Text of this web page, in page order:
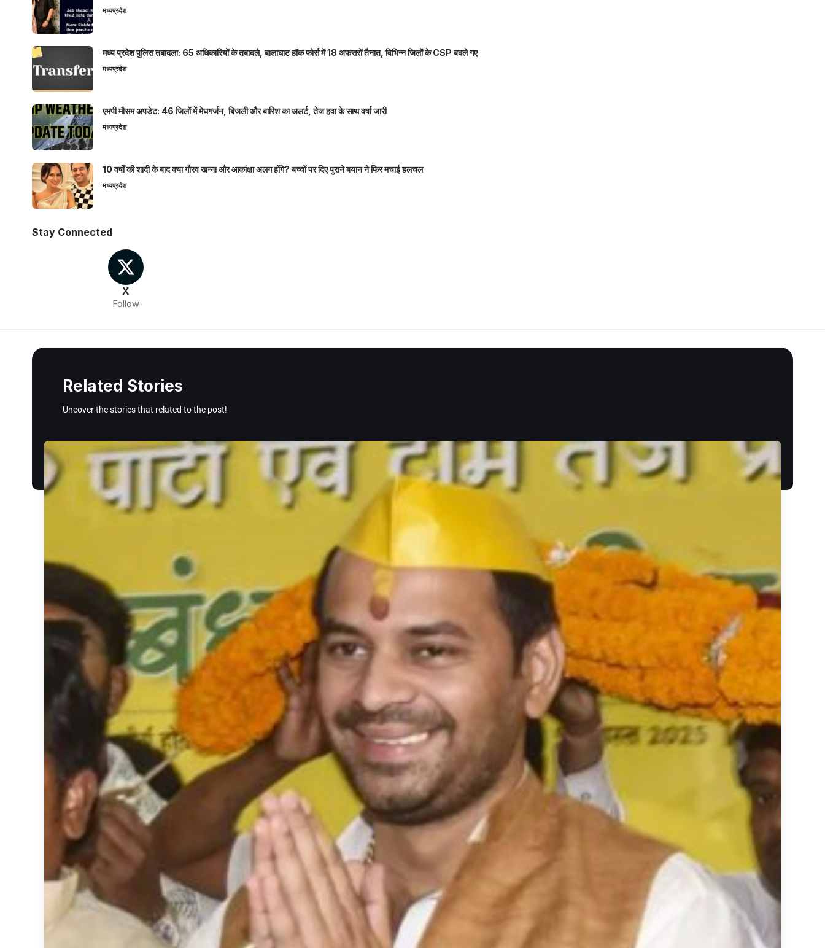
मध्यप्रदेश
मध्य प्रदेश पुलिस तबादला: 65 अधिकारियों के तबादले, बालाघाट हॉक फोर्स में 18 अफसरों तैनात, विभिन्न जिलों के CSP बदले गए
मध्यप्रदेश
एमपी मौसम अपडेट: 46 जिलों में मेघगर्जन, बिजली और बारिश का अलर्ट, तेज हवा के साथ वर्षा जारी
मध्यप्रदेश
10 वर्षों की शादी के बाद क्या गौरव खन्ना और आकांक्षा अलग होंगे? बच्चों पर दिए पुराने बयान ने फिर मचाई हलचल
मध्यप्रदेश
Stay Connected
X
Follow
Related Stories
Uncover the stories that related to the post!